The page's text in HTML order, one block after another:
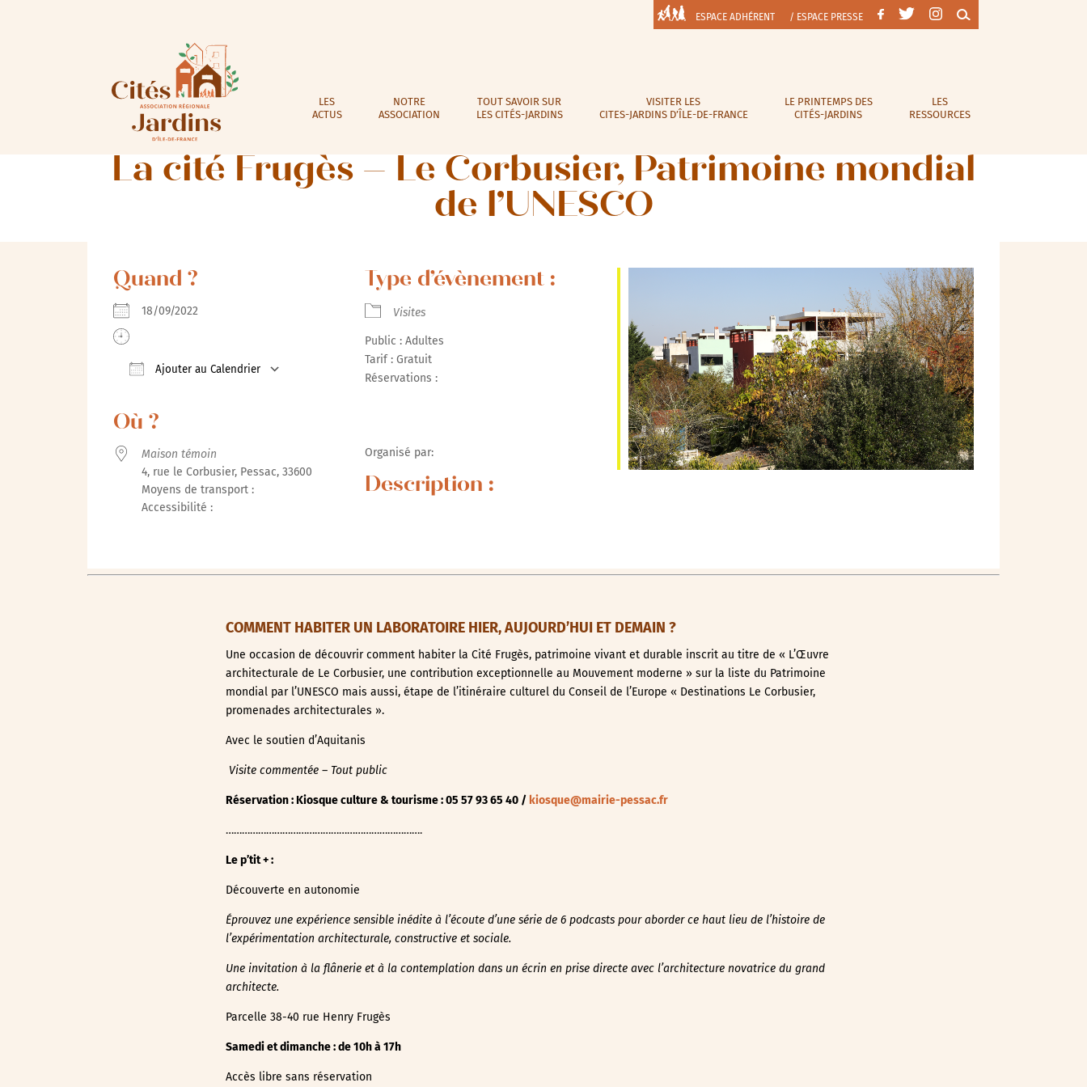
ESPACE ADHÉRENT / ESPACE PRESSE
LES
ACTUS
NOTRE
ASSOCIATION
TOUT SAVOIR SUR
LES CITÉS-JARDINS
VISITER LES
CITES-JARDINS D’ÎLE-DE-FRANCE
LE PRINTEMPS DES
CITÉS-JARDINS
LES
RESSOURCES
La cité Frugès – Le Corbusier, Patrimoine mondial
de l’UNESCO
Quand ?
18/09/2022
Ajouter au Calendrier
Office 365 Outlook Live
Où ?
Maison témoin
4, rue le Corbusier, Pessac, 33600
Moyens de transport :
Accessibilité :
Type d’évènement :
Visites
Public : Adultes
Tarif : Gratuit
Réservations :
Organisé par:
Description :
COMMENT HABITER UN LABORATOIRE HIER, AUJOURD’HUI ET DEMAIN ?
Une occasion de découvrir comment habiter la Cité Frugès, patrimoine vivant et durable inscrit au titre de « L’Œuvre
architecturale de Le Corbusier, une contribution exceptionnelle au Mouvement moderne » sur la liste du Patrimoine
mondial par l’UNESCO mais aussi, étape de l’itinéraire culturel du Conseil de l’Europe « Destinations Le Corbusier,
promenades architecturales ».
Avec le soutien d’Aquitanis
Visite commentée – Tout public
Réservation : Kiosque culture & tourisme : 05 57 93 65 40 /kiosque@mairie-pessac.fr
……………………………………………………………….
Le p’tit + :
Découverte en autonomie
Éprouvez une expérience sensible inédite à l’écoute d’une série de 6 podcasts pour aborder ce haut lieu de l’histoire de
l’expérimentation architecturale, constructive et sociale.
Une invitation à la flânerie et à la contemplation dans un écrin en prise directe avec l’architecture novatrice du grand
architecte.
Parcelle 38-40 rue Henry Frugès
Samedi et dimanche : de 10h à 17h
Accès libre sans réservation